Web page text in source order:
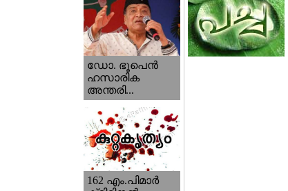
ഡോ. ഭൂപെന്‍
ഹസാരിക
അന്തരി...
162 എം.പിമാര്‍